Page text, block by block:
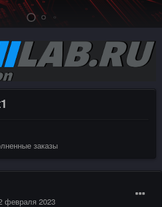
заказы
февраля 2023